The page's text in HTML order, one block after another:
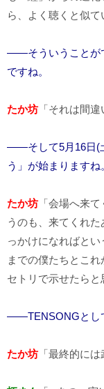
ら、よく聴くと似て
――そういうことが
ですね。
たか坊 「それは間
――そして5月16日(
う」が始まりますね
たか坊 「会場へ来
うのも、来てくれ
っかけになればと
までの僕たちとこ
セトリで示せたらと
――TENSONGとし
たか坊 「最終的に